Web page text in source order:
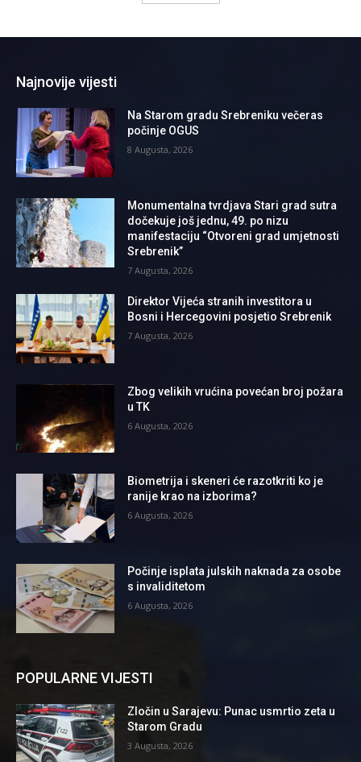
Najnovije vijesti
Na Starom gradu Srebreniku večeras
počinje OGUS
8 Augusta, 2026
Monumentalna tvrdjava Stari grad sutra
dočekuje još jednu, 49. po nizu
manifestaciju “Otvoreni grad umjetnosti
Srebrenik”
7 Augusta, 2026
Direktor Vijeća stranih investitora u
Bosni i Hercegovini posjetio Srebrenik
7 Augusta, 2026
Zbog velikih vrućina povećan broj požara
u TK
6 Augusta, 2026
Biometrija i skeneri će razotkriti ko je
ranije krao na izborima?
6 Augusta, 2026
Počinje isplata julskih naknada za osobe
s invaliditetom
6 Augusta, 2026
POPULARNE VIJESTI
Zločin u Sarajevu: Punac usmrtio zeta u
Starom Gradu
3 Augusta, 2026